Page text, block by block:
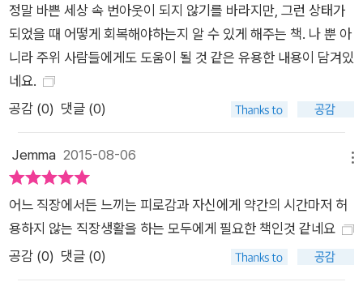
추어야 할 시간 : 끝없는 추락에서 헤어나기 .무엇보다 중요한 첫
단계는 “본질적인 문제 인식과 문제 제기가 이루어져야 한다”는
것이다. 우리를 서서히 갉아먹는 이 문제 상태에서 어떻게 벗어날
수 있을 것인가?‘에 대한 인식과 의지가 필요하다. 이를 바탕으로
번아웃의 증상과 영향을 이해하고, “자기만의 경고 체계”를 마련
해야 한다. 이 책에 제시된 번아웃 전조 증상을 비롯해 직무 기력
소진의 1차적 신호와 번아웃 경고 증상, 경고 신호를 무시할 경우
이후의 진행 단계 등을 참고해 자신의 상태를 가늠하고 자신만의
경고 체계를 가동할 수 있다. .번아웃 피해자의 유형을 ‘시간?공
간?일?타인을 대하는 관점’의 측면에서 살펴보면 모두에게 해당
되는 공통적인 위험 요인을 파악할 수 있으며, 번아웃을 겪기 쉬
운 사람들의 특징과 성격에 대해서도 알 수 있다. 번아웃 피해자
정말 바쁜 세상 속 번아웃이 되지 않기를 바라지만, 그런 상태가
되었을 때 어떻게 회복해야하는지 알 수 있게 해주는 책. 나 뿐 아
니라 주위 사람들에게도 도움이 될 것 같은 유용한 내용이 담겨있
네요.
공감 (0) 댓글 (0)
Jemma 2015-08-06
어느 직장에서든 느끼는 피로감과 자신에게 약간의 시간마저 허
용하지 않는 직장생활을 하는 모두에게 필요한 책인것 같네요
공감 (0) 댓글 (0)